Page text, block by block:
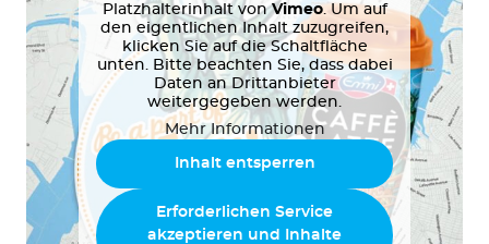
Platzhalterinhalt vonVimeo. Um auf
den eigentlichen Inhalt zuzugreifen,
klicken Sie auf die Schaltfläche
unten. Bitte beachten Sie, dass dabei
Daten an Drittanbieter
weitergegeben werden.
Mehr Informationen
Inhalt entsperren
Erforderlichen Service
akzeptieren und Inhalte